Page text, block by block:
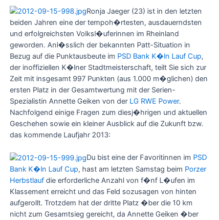
Ronja Jaeger (23) ist in den letzten
beiden Jahren eine der tempoh�rtesten, ausdauerndsten
und erfolgreichsten Volksl�uferinnen im Rheinland
geworden. Anl�sslich der bekannten Patt-Situation in
Bezug auf die Punktausbeute im PSD Bank K�ln Lauf Cup,
der inoffiziellen K�lner Stadtmeisterschaft, teilt Sie sich zur
Zeit mit insgesamt 997 Punkten (aus 1.000 m�glichen) den
ersten Platz in der Gesamtwertung mit der Serien-
Spezialistin Annette Geiken von der LG RWE Power.
Nachfolgend einige Fragen zum diesj�hrigen und aktuellen
Geschehen sowie ein kleiner Ausblick auf die Zukunft bzw.
das kommende Laufjahr 2013:
Du bist eine der Favoritinnen im PSD
Bank K�ln Lauf Cup, hast am letzten Samstag beim Porzer
Herbstlauf die erforderliche Anzahl von f�nf L�ufen im
Klassement erreicht und das Feld sozusagen von hinten
aufgerollt. Trotzdem hat der dritte Platz �ber die 10 km
nicht zum Gesamtsieg gereicht, da Annette Geiken �ber